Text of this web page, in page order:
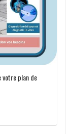
votre plan de